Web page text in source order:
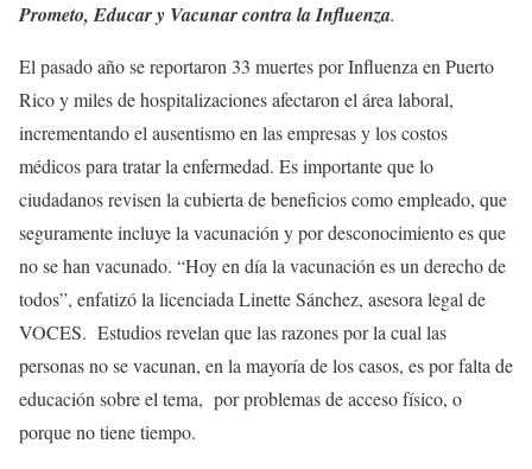
Prometo, Educar y Vacunarcontra la Influenza.
El pasado año se reportaron 33 muertes por Influenza en Puerto
Rico y miles de hospitalizaciones afectaron el área laboral,
incrementando el ausentismo en las empresas y los costos
médicos para tratar la enfermedad. Es importante que lo
ciudadanos revisen la cubierta de beneficios como empleado, que
seguramente incluye la vacunación y por desconocimiento es que
no se han vacunado. “Hoy en día la vacunación es un derecho de
todos”, enfatizó la licenciada Linette Sánchez, asesora legal de
VOCES. Estudios revelan que las razones por la cual las
personas no se vacunan, en la mayoría de los casos, es por falta de
educación sobre el tema, por problemas de acceso físico, o
porque no tiene tiempo.